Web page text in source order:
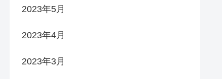
2023年5月
2023年4月
2023年3月